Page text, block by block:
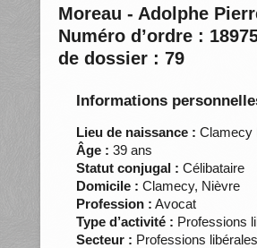
Moreau - Adolphe
Numéro d’ordre :
de dossier : 79
Informations
Lieu de naissance : Clamecy
Âge : 39 ans
Statut conjugal : Célibataire
Domicile : Clamecy, Nièvre
Profession : Avocat
Type d’activité : Professions
Secteur : Professions libérales